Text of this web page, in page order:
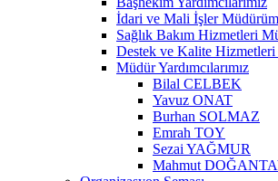
İdari ve Mali İşler
Sağlık Bakım Hizmetleri
Destek ve Kalite
Müdür Yardımcılarımız
Bilal CELBEK
Yavuz ONAT
Burhan SOLMAZ
Emrah TOY
Sezai YAĞMUR
Mahmut